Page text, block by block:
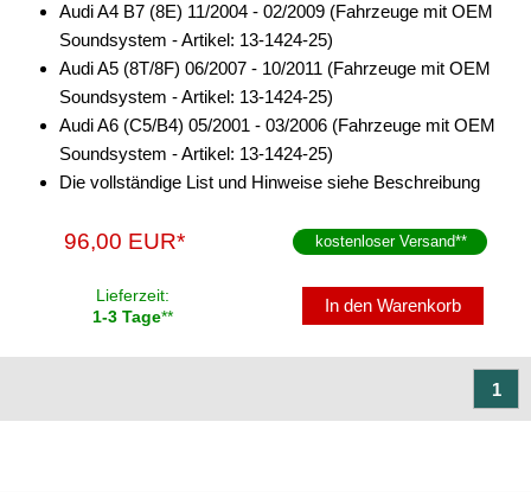
Audi A4 B7 (8E) 11/2004 - 02/2009 (Fahrzeuge mit OEM
Soundsystem - Artikel: 13-1424-25)
Audi A5 (8T/8F) 06/2007 - 10/2011 (Fahrzeuge mit OEM
Soundsystem - Artikel: 13-1424-25)
Audi A6 (C5/B4) 05/2001 - 03/2006 (Fahrzeuge mit OEM
Soundsystem - Artikel: 13-1424-25)
Die vollständige List und Hinweise siehe Beschreibung
96,00 EUR* kostenloser Versand**
Lieferzeit:
1-3 Tage**
In den Warenkorb
1